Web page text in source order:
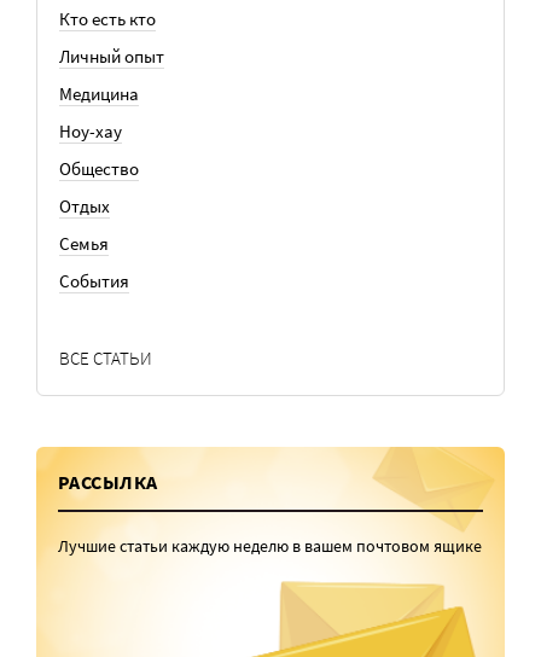
Кто есть кто
Личный опыт
Медицина
Ноу-хау
Общество
Отдых
Семья
События
ВСЕ СТАТЬИ
РАССЫЛКА
Лучшие статьи каждую неделю в вашем почтовом ящике